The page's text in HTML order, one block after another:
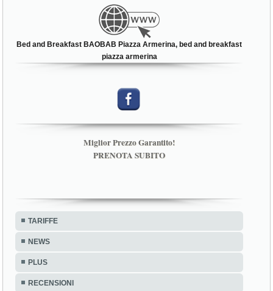
Bed and Breakfast BAOBAB Piazza Armerina, bed and breakfast
piazza armerina
Miglior Prezzo Garantito!
PRENOTA SUBITO
TARIFFE
NEWS
PLUS
RECENSIONI